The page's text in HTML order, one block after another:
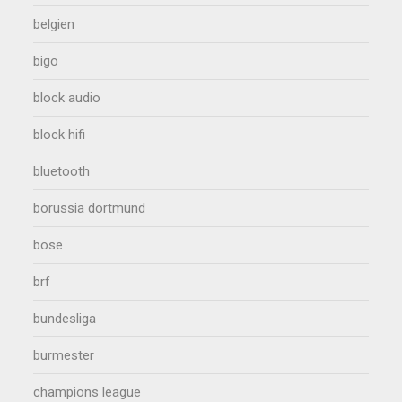
belgien
bigo
block audio
block hifi
bluetooth
borussia dortmund
bose
brf
bundesliga
burmester
champions league